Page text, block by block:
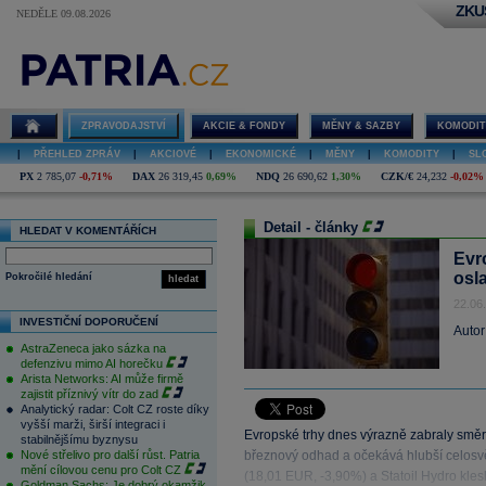
NEDĚLE 09.08.2026
ZPRAVODAJSTVÍ AKCIE & FONDY MĚNY & SAZBY
PŘEHLED ZPRÁV AKCIOVÉ EKONOMICKÉ MĚNY KOMODITY
PX 2 785,07 -0,71% DAX 26 319,45 0,69% NDQ 26 690,62 1,30% CZK/€ 24,232 -0,02%
HLEDAT V KOMENTÁŘÍCH
hledat
Pokročilé hledání
INVESTIČNÍ DOPORUČENÍ
AstraZeneca jako sázka na
defenzivu mimo AI horečku
Arista Networks: AI může firmě
zajistit příznivý vítr do zad
Analytický radar: Colt CZ roste díky
vyšší marži, širší integraci i
stabilnějšímu byznysu
Nové střelivo pro další růst. Patria
mění cílovou cenu pro Colt CZ
Detail - články
Evropské trhy dnes výrazně zabraly
březnový odhad a očekává hlubší
(18,01 EUR, -3,90%) a Statoil Hydro